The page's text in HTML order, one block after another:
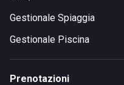
Gestionale Spiaggia
Gestionale Piscina
Prenotazioni